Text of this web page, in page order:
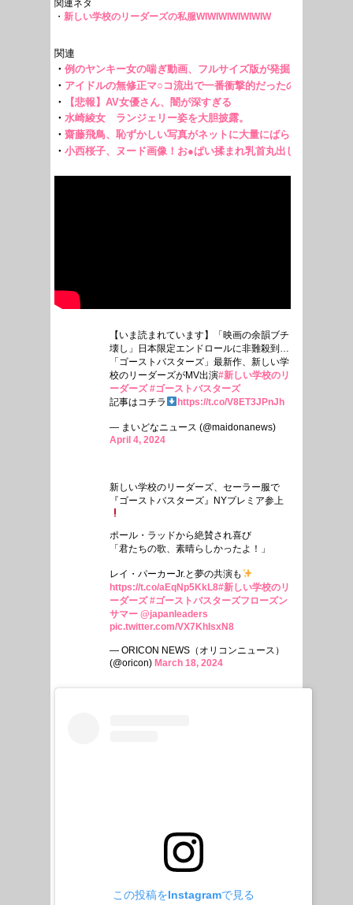
関連ネタ
・ 新しい学校のリーダーズの私服WIWIWIWIWIWIW
【いま読まれています】「映画の余韻ブチ
壊し」日本限定エンドロールに非難殺到…
「ゴーストバスターズ」最新作、新しい学
校のリーダーズがMV出演#新しい学校のリ
ーダーズ #ゴーストバスターズ
記事はコチラ
https://t.co/V8ET3JPnJh
— まいどなニュース (@maidonanews)
April 4, 2024
新しい学校のリーダーズ、セーラー服で
『ゴーストバスターズ』NYプレミア参上
ポール・ラッドから絶賛され喜び
「君たちの歌、素晴らしかったよ！」
レイ・パーカーJr.と夢の共演も
https://t.co/aEqNp5KkL8#新しい学校のリ
ーダーズ #ゴーストバスターズフローズン
サマー @japanleaders
pic.twitter.com/VX7KhIsxN8
— ORICON NEWS（オリコンニュース）
(@oricon) March 18, 2024
この投稿をInstagramで見る